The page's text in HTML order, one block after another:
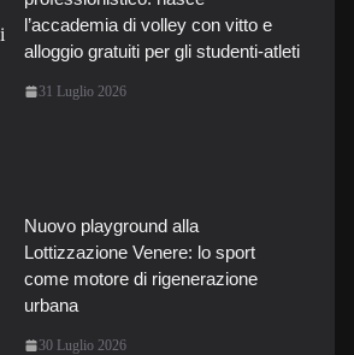
l’accademia di volley con vitto e
alloggio gratuiti per gli studenti-atleti
31 Luglio 2026
Nuovo playground alla
Lottizzazione Venere: lo sport
come motore di rigenerazione
urbana
30 Luglio 2026